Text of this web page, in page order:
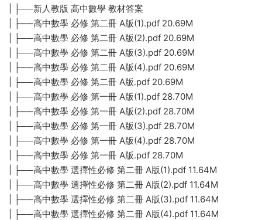
| ├──新人教版 高中數學 教材答案
| ├──高中數學 必修 第二冊 A版(1).pdf 20.69M
| ├──高中數學 必修 第二冊 A版(2).pdf 20.69M
| ├──高中數學 必修 第二冊 A版(3).pdf 20.69M
| ├──高中數學 必修 第二冊 A版(4).pdf 20.69M
| ├──高中數學 必修 第二冊 A版.pdf 20.69M
| ├──高中數學 必修 第一冊 A版(1).pdf 28.70M
| ├──高中數學 必修 第一冊 A版(2).pdf 28.70M
| ├──高中數學 必修 第一冊 A版(3).pdf 28.70M
| ├──高中數學 必修 第一冊 A版(4).pdf 28.70M
| ├──高中數學 必修 第一冊 A版.pdf 28.70M
| ├──高中數學 選擇性必修 第二冊 A版(1).pdf 11.64M
| ├──高中數學 選擇性必修 第二冊 A版(2).pdf 11.64M
| ├──高中數學 選擇性必修 第二冊 A版(3).pdf 11.64M
| ├──高中數學 選擇性必修 第二冊 A版(4).pdf 11.64M